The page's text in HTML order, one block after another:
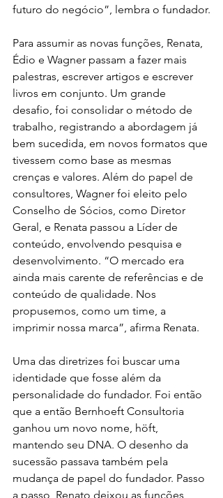
futuro do negócio”, lembra o fundador.
Para assumir as novas funções, Renata,
Édio e Wagner passam a fazer mais
palestras, escrever artigos e escrever
livros em conjunto. Um grande
desafio, foi consolidar o método de
trabalho, registrando a abordagem já
bem sucedida, em novos formatos que
tivessem como base as mesmas
crenças e valores. Além do papel de
consultores, Wagner foi eleito pelo
Conselho de Sócios, como Diretor
Geral, e Renata passou a Líder de
conteúdo, envolvendo pesquisa e
desenvolvimento. “O mercado era
ainda mais carente de referências e de
conteúdo de qualidade. Nos
propusemos, como um time, a
imprimir nossa marca”, afirma Renata.
Uma das diretrizes foi buscar uma
identidade que fosse além da
personalidade do fundador. Foi então
que a então Bernhoeft Consultoria
ganhou um novo nome, höft,
mantendo seu DNA. O desenho da
sucessão passava também pela
mudança de papel do fundador. Passo
a passo, Renato deixou as funções